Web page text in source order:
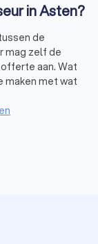
in Asten?
de
mag zelf de
aan. Wat
maken met wat